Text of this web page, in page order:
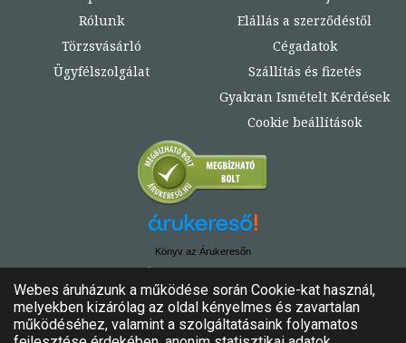
Rólunk
Törzsvásárló
Ügyfélszolgálat
Elállás a szerződéstől
Cégadatok
Szállítás és fizetés
Gyakran Ismételt Kérdések
Cookie beállítások
Könyv az Árukeresőn